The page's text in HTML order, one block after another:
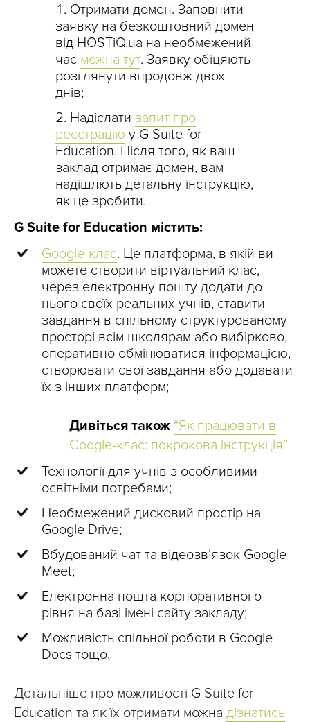
Отримати домен. Заповнити
заявку на безкоштовний домен
від HOSTiQ.ua на необмежений
час можна тут. Заявку обіцяють
розглянути впродовж двох
днів;
Надіслати запит про
реєстрацію у G Suite for
Education. Після того, як ваш
заклад отримає домен, вам
надішлють детальну інструкцію,
як це зробити.
G Suite for Education містить:
Google-клас. Це платформа, в якій ви
можете створити віртуальний клас,
через електронну пошту додати до
нього своїх реальних учнів, ставити
завдання в спільному структурованому
просторі всім школярам або вибірково,
оперативно обмінюватися інформацією,
створювати свої завдання або додавати
їх з інших платформ;
Дивіться також “Як працювати в
Google-клас: покрокова інструкція”
Технології для учнів з особливими
освітніми потребами;
Необмежений дисковий простір на
Google Drive;
Вбудований чат та відеозв’язок Google
Meet;
Електронна пошта корпоративного
рівня на базі імені сайту закладу;
Можливість спільної роботи в Google
Docs тощо.
Детальніше про можливості G Suite for
Education та як їх отримати можна дізнатись